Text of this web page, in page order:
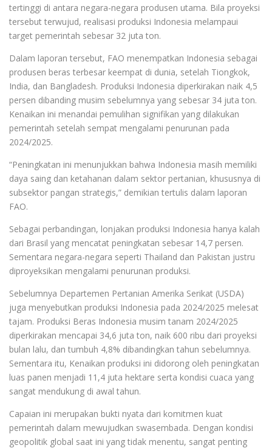
tertinggi di antara negara-negara produsen utama. Bila proyeksi
tersebut terwujud, realisasi produksi Indonesia melampaui
target pemerintah sebesar 32 juta ton.
Dalam laporan tersebut, FAO menempatkan Indonesia sebagai
produsen beras terbesar keempat di dunia, setelah Tiongkok,
India, dan Bangladesh. Produksi Indonesia diperkirakan naik 4,5
persen dibanding musim sebelumnya yang sebesar 34 juta ton.
Kenaikan ini menandai pemulihan signifikan yang dilakukan
pemerintah setelah sempat mengalami penurunan pada
2024/2025.
“Peningkatan ini menunjukkan bahwa Indonesia masih memiliki
daya saing dan ketahanan dalam sektor pertanian, khususnya di
subsektor pangan strategis,” demikian tertulis dalam laporan
FAO.
Sebagai perbandingan, lonjakan produksi Indonesia hanya kalah
dari Brasil yang mencatat peningkatan sebesar 14,7 persen.
Sementara negara-negara seperti Thailand dan Pakistan justru
diproyeksikan mengalami penurunan produksi.
Sebelumnya Departemen Pertanian Amerika Serikat (USDA)
juga menyebutkan produksi Indonesia pada 2024/2025 melesat
tajam. Produksi Beras Indonesia musim tanam 2024/2025
diperkirakan mencapai 34,6 juta ton, naik 600 ribu dari proyeksi
bulan lalu, dan tumbuh 4,8% dibandingkan tahun sebelumnya.
Sementara itu, Kenaikan produksi ini didorong oleh peningkatan
luas panen menjadi 11,4 juta hektare serta kondisi cuaca yang
sangat mendukung di awal tahun.
Capaian ini merupakan bukti nyata dari komitmen kuat
pemerintah dalam mewujudkan swasembada. Dengan kondisi
geopolitik global saat ini yang tidak menentu, sangat penting